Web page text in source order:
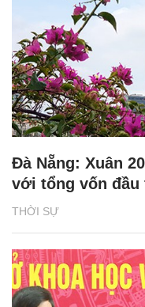
THỜI SỰ
Đà Nẵng: Xuân
với tổng vốn đầu